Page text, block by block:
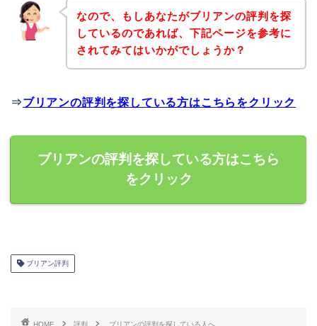
なので、もしあなたがブリアンの評判を探
しているのであれば、下記ページを参考に
されてみてはいかがでしょうか？
⇒ブリアンの評判を探している方はこちらをクリック
ブリアンの評判を探している方はこちら
をクリック
ブリアン評判
HOME 評判 ブリアンの評判を探している人へ